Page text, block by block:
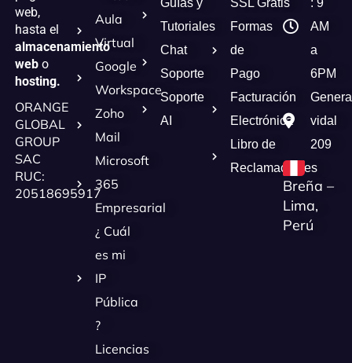
web,
hasta el
almacenamiento
webo
hosting.
ORANGE
GLOBAL
GROUP
SAC
RUC:
20518695917
Aula
Virtual
Google
Workspace
Zoho
Mail
Microsoft
365
Empresarial
¿ Cuál
es mi
IP
Pública
?
Licencias
Guías y
Tutoriales
Chat
Soporte
Soporte
AI
SSL Gratis
Formas
de
Pago
Facturación
Electrónica
Libro de
Reclamaciones
: 9
AM
a
6PM
vidal
209
Breña –
Lima,
Perú